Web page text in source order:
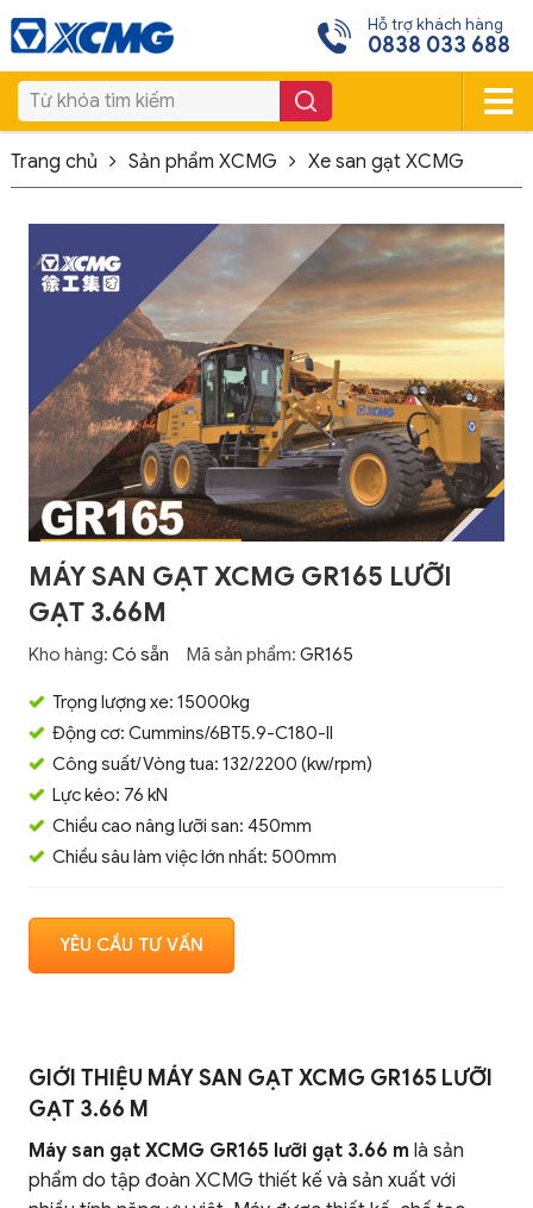
Hỗ trợ khách hàng
0838 033 688
Trang chủ Sản phẩm XCMG Xe san gạt XCMG
MÁY SAN GẠT XCMG GR165 LƯỠI
GẠT 3.66M
Kho hàng: Có sẵn Mã sản phẩm: GR165
Trọng lượng xe: 15000kg
Động cơ: Cummins/6BT5.9-C180-II
Công suất/Vòng tua: 132/2200 (kw/rpm)
Lực kéo: 76 kN
Chiều cao nâng lưỡi san: 450mm
Chiều sâu làm việc lớn nhất: 500mm
YÊU CẦU TƯ VẤN
GIỚI THIỆU MÁY SAN GẠT XCMG GR165 LƯỠI
GẠT 3.66 M
Máy san gạt XCMG GR165 lưỡi gạt 3.66 m là sản
phẩm do tập đoàn XCMG thiết kế và sản xuất với